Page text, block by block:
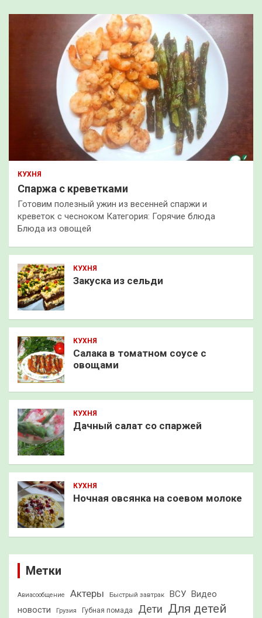
КУХНЯ
Спаржа с креветками
Готовим полезный ужин из весенней спаржи и
креветок с чесноком Категория: Горячие блюда
Блюда из овощей
КУХНЯ
Закуска из сельди
КУХНЯ
Салака в томатном соусе с
овощами
КУХНЯ
Дачный салат со спаржей
КУХНЯ
Ночная овсянка на соевом молоке
Метки
Авиасообщение Актеры Быстрый завтрак ВСУ Видео
новости
Грузия Губная помада Дети Для детей